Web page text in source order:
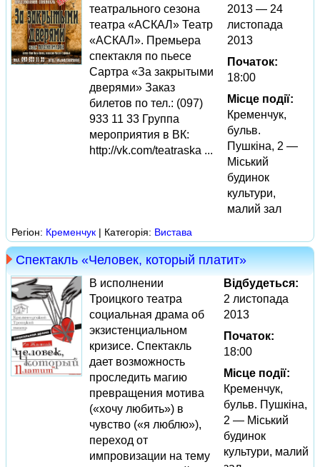
театрального сезона
театра «АСКАЛ» Театр
«АСКАЛ». Премьера
спектакля по пьесе
Сартра «За закрытыми
дверями» Заказ
билетов по тел.: (097)
933 11 33 Группа
мероприятия в ВК:
http://vk.com/teatraska ...
2013 — 24
листопада
2013
Початок:
18:00
Місце події:
Кременчук,
бульв.
Пушкіна, 2 —
Міський
будинок
культури,
малий зал
Регіон: Кременчук | Категорія: Вистава
Спектакль «Человек, который платит»
В исполнении
Троицкого театра
социальная драма об
экзистенциальном
кризисе. Спектакль
дает возможность
проследить магию
превращения мотива
(«хочу любить») в
чувство («я люблю»),
переход от
импровизации на тему
Відбудеться:
2 листопада
2013
Початок:
18:00
Місце події:
Кременчук,
бульв. Пушкіна,
2 — Міський
будинок
культури, малий